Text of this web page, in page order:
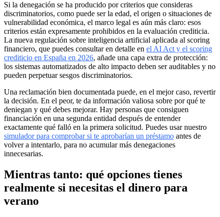
Si la denegación se ha producido por criterios que consideras
discriminatorios, como puede ser la edad, el origen o situaciones de
vulnerabilidad económica, el marco legal es aún más claro: esos
criterios están expresamente prohibidos en la evaluación crediticia.
La nueva regulación sobre inteligencia artificial aplicada al scoring
financiero, que puedes consultar en detalle en el AI Act y el scoring
crediticio en España en 2026, añade una capa extra de protección:
los sistemas automatizados de alto impacto deben ser auditables y no
pueden perpetuar sesgos discriminatorios.
Una reclamación bien documentada puede, en el mejor caso, revertir
la decisión. En el peor, te da información valiosa sobre por qué te
deniegan y qué debes mejorar. Hay personas que consiguen
financiación en una segunda entidad después de entender
exactamente qué falló en la primera solicitud. Puedes usar nuestro
simulador para comprobar si te aprobarían un préstamo antes de
volver a intentarlo, para no acumular más denegaciones
innecesarias.
Mientras tanto: qué opciones tienes
realmente si necesitas el dinero para
verano